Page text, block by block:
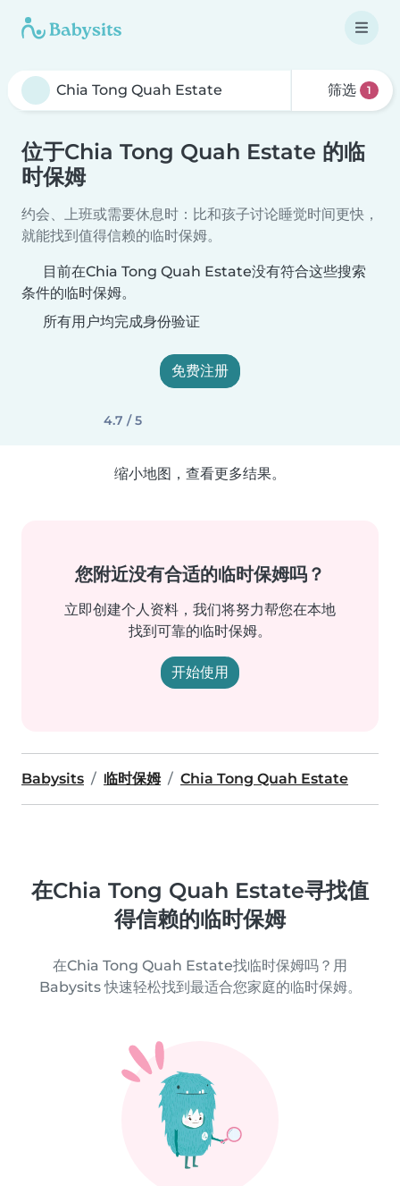
筛选 1
位于Chia Tong Quah Estate 的临
时保姆
约会、上班或需要休息时：比和孩子讨论睡觉时间更快，
就能找到值得信赖的临时保姆。
目前在Chia Tong Quah Estate没有符合这些搜索
条件的临时保姆。
所有用户均完成身份验证
免费注册
4.7 / 5
缩小地图，查看更多结果。
您附近没有合适的临时保姆吗？
立即创建个人资料，我们将努力帮您在本地
找到可靠的临时保姆。
开始使用
Babysits 临时保姆 Chia Tong Quah Estate
在Chia Tong Quah Estate寻找值
得信赖的临时保姆
在Chia Tong Quah Estate找临时保姆吗？用
Babysits 快速轻松找到最适合您家庭的临时保姆。